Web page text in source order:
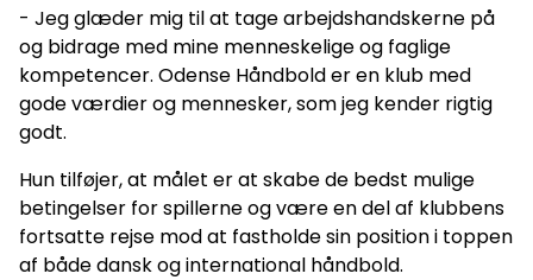
- Jeg glæder mig til at tage arbejdshandskerne på
og bidrage med mine menneskelige og faglige
kompetencer. Odense Håndbold er en klub med
gode værdier og mennesker, som jeg kender rigtig
godt.
Hun tilføjer, at målet er at skabe de bedst mulige
betingelser for spillerne og være en del af klubbens
fortsatte rejse mod at fastholde sin position i toppen
af både dansk og international håndbold.